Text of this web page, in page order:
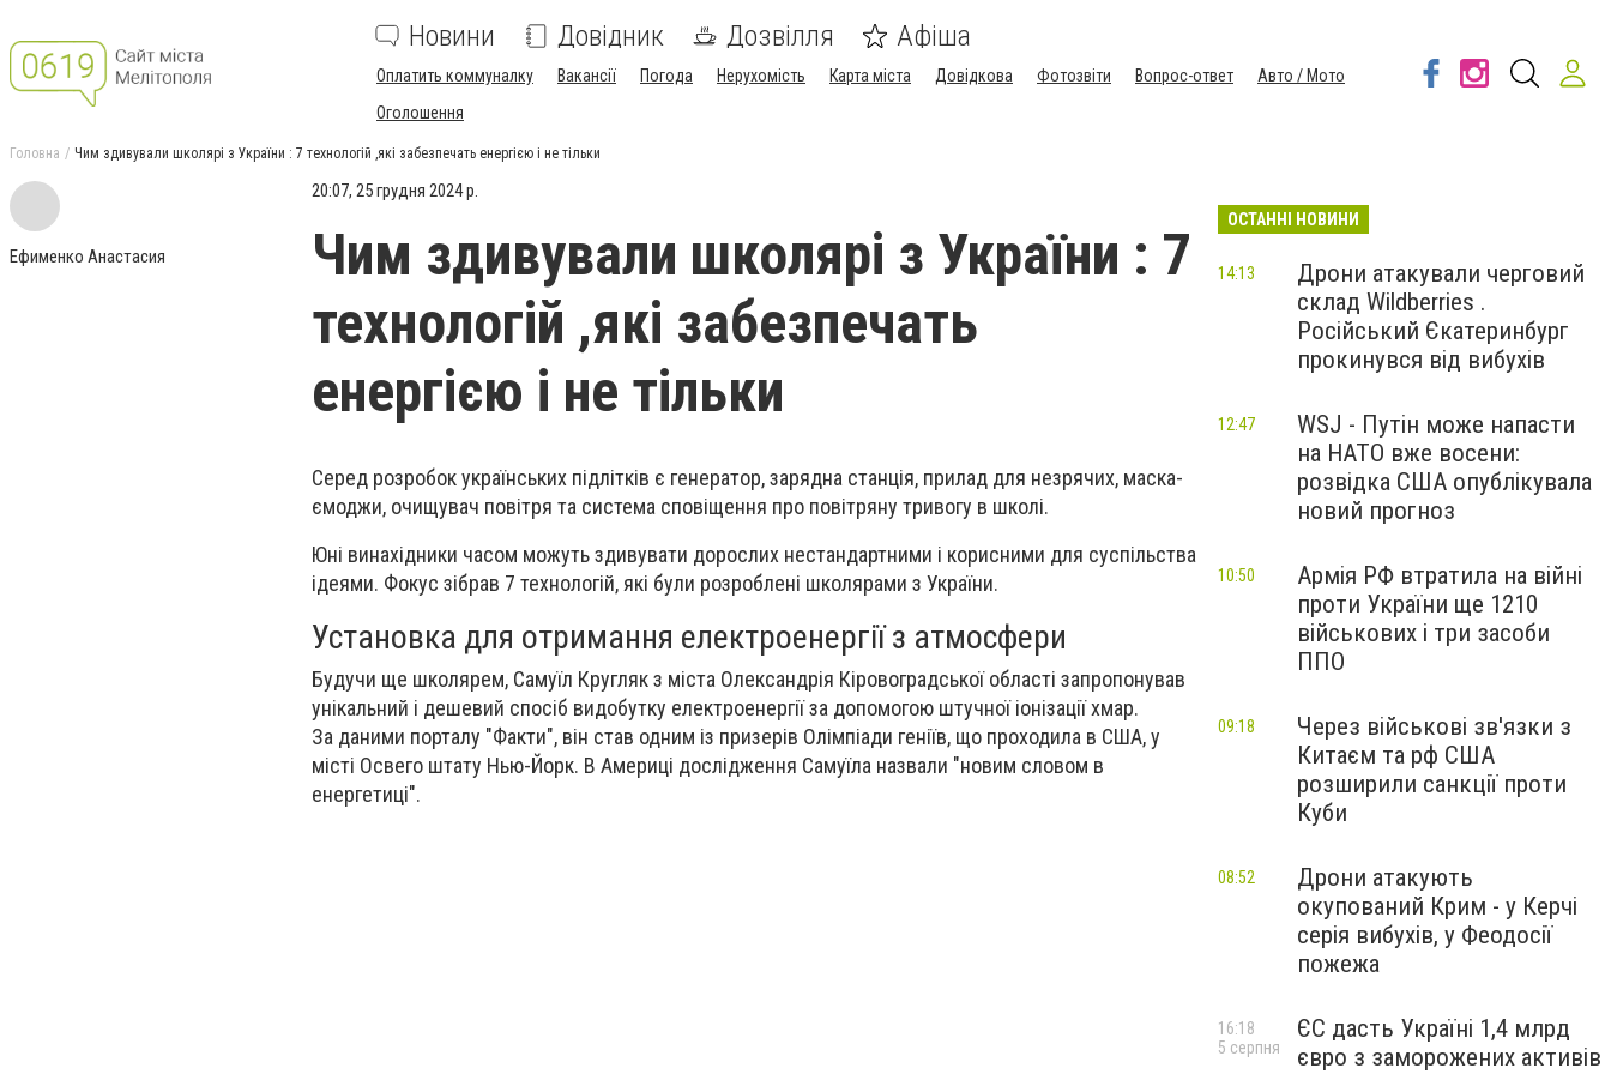
Новини Довідник Дозвілля Афіша
Оплатить коммуналку Вакансії Погода Нерухомість Карта міста Довідкова Фотозвіти Вопрос-ответ
Авто / Мото
Оголошення
Головна Чим здивували школярі з України : 7 технологій ,які забезпечать енергією і не тільки
Ефименко Анастасия
20:07, 25 грудня 2024 р.
Чим здивували школярі з України : 7
технологій ,які забезпечать
енергією і не тільки
Серед розробок українських підлітків є генератор, зарядна станція, прилад для незрячих, маска-
ємоджи, очищувач повітря та система сповіщення про повітряну тривогу в школі.
Юні винахідники часом можуть здивувати дорослих нестандартними і корисними для суспільства
ідеями. Фокус зібрав 7 технологій, які були розроблені школярами з України.
Установка для отримання електроенергії з атмосфери
Будучи ще школярем, Самуїл Кругляк з міста Олександрія Кіровоградської області запропонував
унікальний і дешевий спосіб видобутку електроенергії за допомогою штучної іонізації хмар.
За даними порталу "Факти", він став одним із призерів Олімпіади геніїв, що проходила в США, у
місті Освего штату Нью-Йорк. В Америці дослідження Самуїла назвали "новим словом в
енергетиці".
ОСТАННІ НОВИНИ
Дрони атакували черговий
склад Wildberries .
Російський Єкатеринбург
прокинувся від вибухів
14:13
WSJ - Путін може напасти
на НАТО вже восени:
розвідка США опублікувала
новий прогноз
12:47
Армія РФ втратила на війні
проти України ще 1210
військових і три засоби
ППО
10:50
Через військові зв'язки з
Китаєм та рф США
розширили санкції проти
Куби
09:18
Дрони атакують
окупований Крим - у Керчі
серія вибухів, у Феодосії
пожежа
08:52
ЄС дасть Україні 1,4 млрд
євро з заморожених активів
16:18
5 серпня